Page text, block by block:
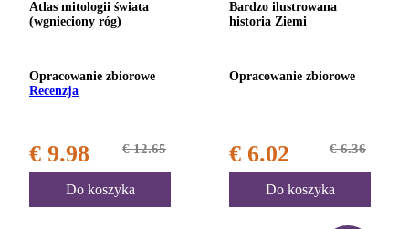
Atlas mitologii świata
(wgnieciony róg)
Opracowanie zbiorowe
Recenzja
€ 9.98 € 12.65
Do koszyka
Bardzo ilustrowana
historia Ziemi
Opracowanie zbiorowe
€ 6.02 € 6.36
Do koszyka